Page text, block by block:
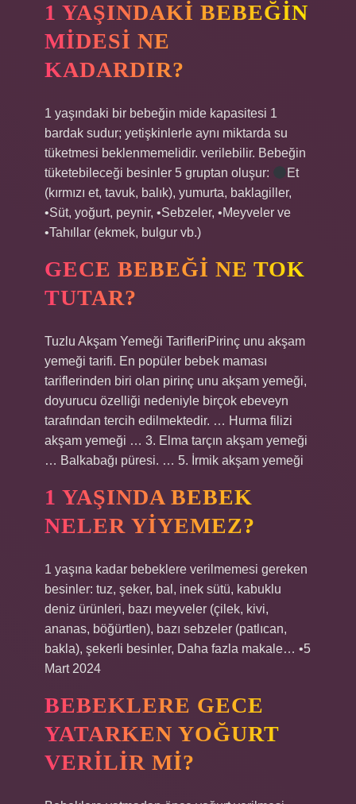
1 YAŞINDAKI BEBEĞIN
MIDESI NE
KADARDIR?
1 yaşındaki bir bebeğin mide kapasitesi 1
bardak sudur; yetişkinlerle aynı miktarda su
tüketmesi beklenmemelidir. verilebilir. Bebeğin
tüketebileceği besinler 5 gruptan oluşur:
Et
(kırmızı et, tavuk, balık), yumurta, baklagiller,
•Süt, yoğurt, peynir, •Sebzeler, •Meyveler ve
•Tahıllar (ekmek, bulgur vb.)
GECE BEBEĞI NE TOK
TUTAR?
Tuzlu Akşam Yemeği TarifleriPirinç unu akşam
yemeği tarifi. En popüler bebek maması
tariflerinden biri olan pirinç unu akşam yemeği,
doyurucu özelliği nedeniyle birçok ebeveyn
tarafından tercih edilmektedir. … Hurma filizi
akşam yemeği … 3. Elma tarçın akşam yemeği
… Balkabağı püresi. … 5. İrmik akşam yemeği
1 YAŞINDA BEBEK
NELER YIYEMEZ?
1 yaşına kadar bebeklere verilmemesi gereken
besinler: tuz, şeker, bal, inek sütü, kabuklu
deniz ürünleri, bazı meyveler (çilek, kivi,
ananas, böğürtlen), bazı sebzeler (patlıcan,
bakla), şekerli besinler, Daha fazla makale… •5
Mart 2024
BEBEKLERE GECE
YATARKEN YOĞURT
VERILIR MI?